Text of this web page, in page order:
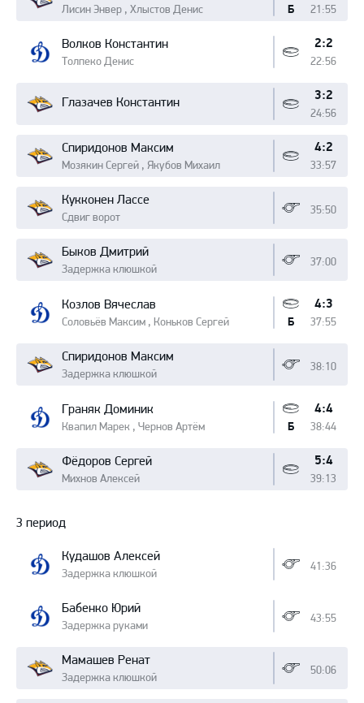
Лисин Энвер , Хлыстов Денис 21:55
Б
Волков Константин
Толпеко Денис
2:2
22:56
Глазачев Константин 3:2
24:56
Спиридонов Максим
Мозякин Сергей , Якубов Михаил
4:2
33:57
Кукконен Лассе
Сдвиг ворот
35:50
Быков Дмитрий
Задержка клюшкой
37:00
Козлов Вячеслав
Соловьёв Максим , Коньков Сергей
4:3
37:55
Б
Спиридонов Максим
Задержка клюшкой
38:10
Граняк Доминик
Квапил Марек , Чернов Артём
4:4
38:44
Б
Фёдоров Сергей
Михнов Алексей
5:4
39:13
3 период
Кудашов Алексей
Задержка клюшкой
41:36
Бабенко Юрий
Задержка руками
43:55
Мамашев Ренат
Задержка клюшкой
50:06